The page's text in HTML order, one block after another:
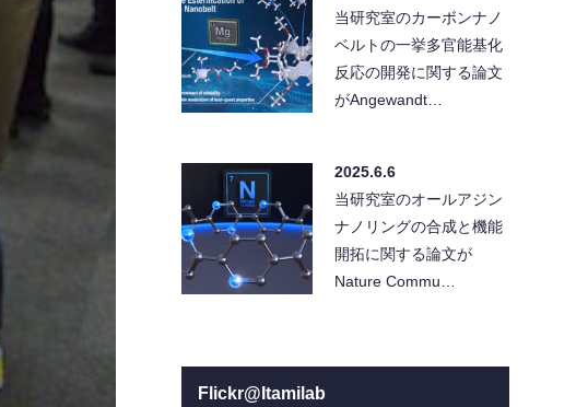
当研究室のカーボンナノ
ベルトの一挙多官能基化
反応の開発に関する論文
がAngewandt…
2025.6.6
当研究室のオールアジン
ナノリングの合成と機能
開拓に関する論文が
Nature Commu…
Flickr@Itamilab